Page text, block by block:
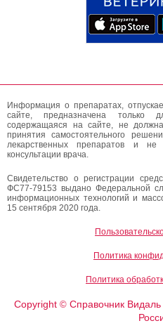
Информация о препаратах,
сайте, предназначена только
содержащаяся на сайте, не
принятия самостоятельного
лекарственных препаратов и
консультации врача.
Свидетельство о регистрации
ФС77-79153 выдано Федеральной
информационных технологий и
15 сентября 2020 года.
Политика
Политика
Copyright ©Справочник Видаль